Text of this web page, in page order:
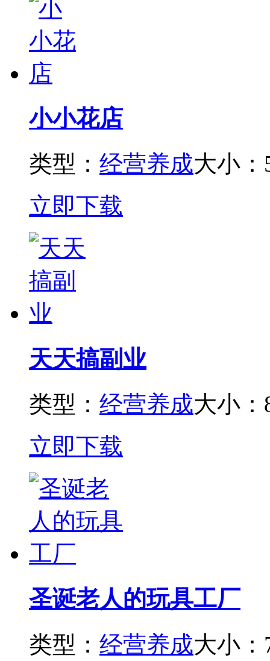
小小花店
类型： 经营养成大小：
立即下载
天天搞副业
类型： 经营养成大小：
立即下载
圣诞老人的玩具工厂
类型： 经营养成大小：